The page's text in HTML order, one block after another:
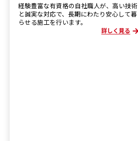
経験豊富な有資格の自社職人が、高い技術
と誠実な対応で、長期にわたり安心して暮
らせる施工を行います。
詳しく見る